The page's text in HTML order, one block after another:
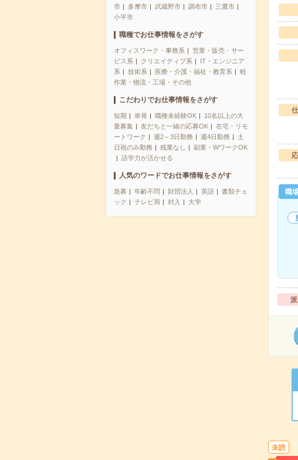
市
多摩市 武蔵野市 調布市
三鷹市
小平市
職種でお仕事情報をさがす
オフィスワーク・事務系
営業・販売・サー
ビス系
クリエイティブ系
IT・エンジニア
系
技術系 医療・介護・福祉・教育系
軽
作業・物流・工場・その他
こだわりでお仕事情報をさがす
短期 単発 職種未経験OK
10名以上の大
量募集
友だちと一緒の応募OK
在宅・リモ
ートワーク
週2～3日勤務 週4日勤務
土
日祝のみ勤務
残業なし
副業・WワークOK
語学力が活かせる
人気のワードでお仕事情報をさがす
急募 年齢不問 財団法人 英語
書類チェ
ック
テレビ局 封入 大学
職
未読